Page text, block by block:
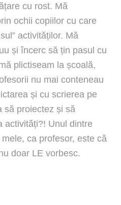
cu rost. Mă
ochii copiilor cu care
activităților. Mă
și încerc să țin pasul cu
plictiseam la școală,
nu mai conteneau
și cu scrierea pe
să proiectez și să
activități?! Unul dintre
ca profesor, este că
doar LE vorbesc.